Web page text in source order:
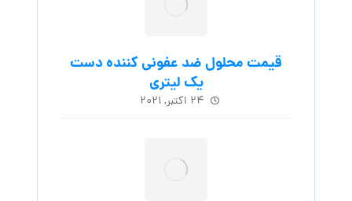
قیمت محلول ضد عفونی کننده دست
یک لیتری
۲۴ اکتبر, ۲۰۲۱